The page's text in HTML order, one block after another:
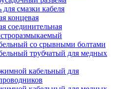
смазки кабеля
концевая
соединительная
со срывными болтами
трубчатый для медных
кабельный для